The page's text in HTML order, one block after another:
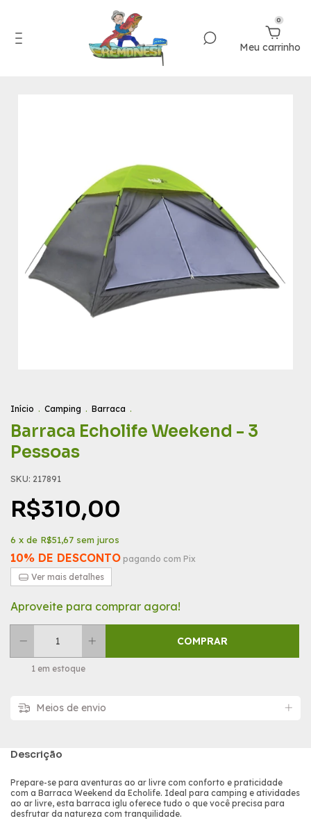
0
Meu carrinho
Início . Camping . Barraca .
Barraca Echolife Weekend - 3
Pessoas
SKU: 217891
R$310,00
6 x de R$51,67 sem juros
10% DE DESCONTO pagando com Pix
Ver mais detalhes
Aproveite para comprar agora!
1em estoque
Meios de envio
Descrição
Prepare-se para aventuras ao ar livre com conforto e praticidade
com a Barraca Weekend da Echolife. Ideal para camping e atividades
ao ar livre, esta barraca iglu oferece tudo o que você precisa para
desfrutar da natureza com tranquilidade.